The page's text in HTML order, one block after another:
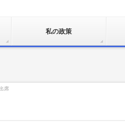
私の政策
席